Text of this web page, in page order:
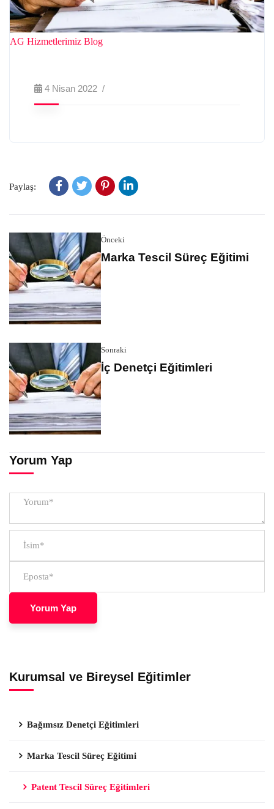
AG Hizmetlerimiz Blog
4 Nisan 2022
Paylaş:
Önceki
Marka Tescil Süreç Eğitimi
Sonraki
İç Denetçi Eğitimleri
Yorum Yap
Kurumsal ve Bireysel Eğitimler
Bağımsız Denetçi Eğitimleri
Marka Tescil Süreç Eğitimi
Patent Tescil Süreç Eğitimleri